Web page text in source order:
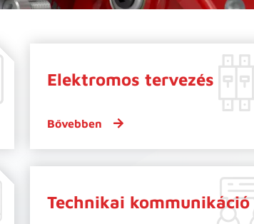
Elektromos tervezés
Bővebben
Technikai kommunikáció